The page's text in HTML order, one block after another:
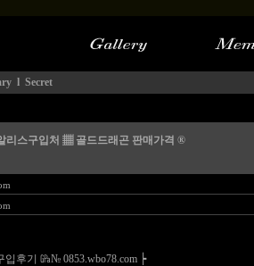
l Secret
리스구입처 ▦ 골드드래곤 판매가격 ®
후기 ㎬№ 0853.wbo78.com ┝